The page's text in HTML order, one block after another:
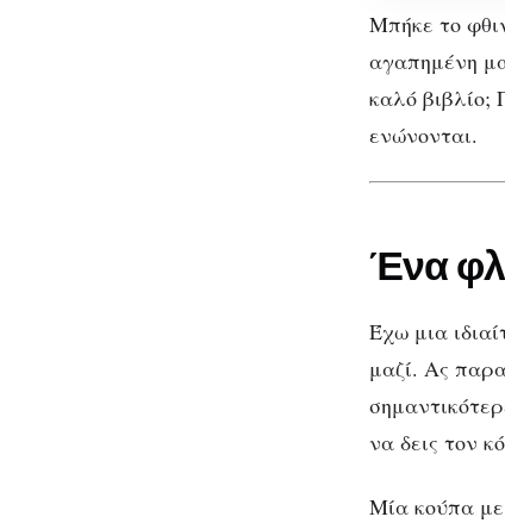
κι
ένα
καλό
βιβλίο
Μπήκε το
αγαπημένη
καλό βιβλίο;
ενώνονται.
Ένα
Έχω μια
μαζί. Ας
να δεις τον
Μία κούπα